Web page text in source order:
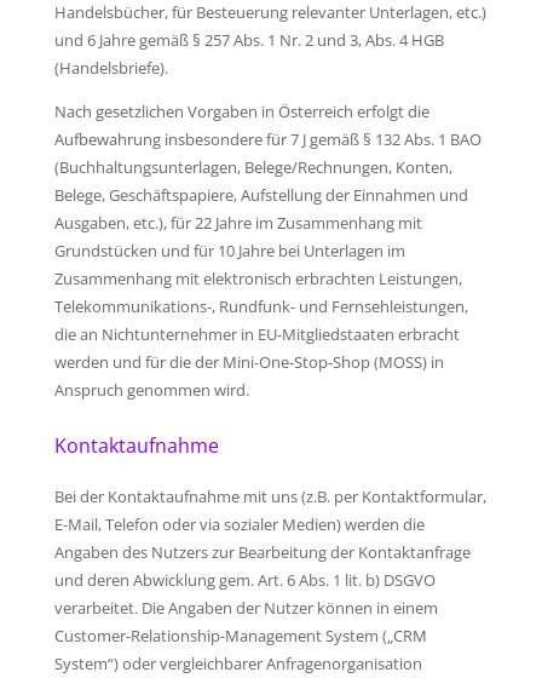
Handelsbücher, für Besteuerung relevanter Unterlagen, etc.)
und 6 Jahre gemäß § 257 Abs. 1 Nr. 2 und 3, Abs. 4 HGB
(Handelsbriefe).
Nach gesetzlichen Vorgaben in Österreich erfolgt die
Aufbewahrung insbesondere für 7 J gemäß § 132 Abs. 1 BAO
(Buchhaltungsunterlagen, Belege/Rechnungen, Konten,
Belege, Geschäftspapiere, Aufstellung der Einnahmen und
Ausgaben, etc.), für 22 Jahre im Zusammenhang mit
Grundstücken und für 10 Jahre bei Unterlagen im
Zusammenhang mit elektronisch erbrachten Leistungen,
Telekommunikations-, Rundfunk- und Fernsehleistungen,
die an Nichtunternehmer in EU-Mitgliedstaaten erbracht
werden und für die der Mini-One-Stop-Shop (MOSS) in
Anspruch genommen wird.
Kontaktaufnahme
Bei der Kontaktaufnahme mit uns (z.B. per Kontaktformular,
E-Mail, Telefon oder via sozialer Medien) werden die
Angaben des Nutzers zur Bearbeitung der Kontaktanfrage
und deren Abwicklung gem. Art. 6 Abs. 1 lit. b) DSGVO
verarbeitet. Die Angaben der Nutzer können in einem
Customer-Relationship-Management System („CRM
System“) oder vergleichbarer Anfragenorganisation